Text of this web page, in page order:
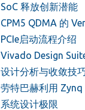
SoC 释放创新潜能
CPM5 QDMA 的
PCIe启动流程介绍
Vivado Design
设计分析与收敛技
劳特巴赫利用 Zynq
系统设计极限